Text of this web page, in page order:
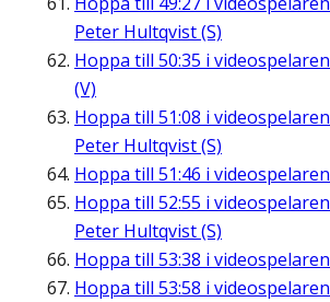
Peter Hultqvist (S)
Hoppa till 50:35 i videospelaren
(V)
Hoppa till 51:08 i videospelaren
Peter Hultqvist (S)
Hoppa till 51:46 i videospelaren
Hoppa till 52:55 i videospelaren
Peter Hultqvist (S)
Hoppa till 53:38 i videospelaren
Hoppa till 53:58 i videospelaren